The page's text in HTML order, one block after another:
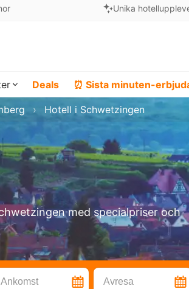
Unika
Deals ⏰ Sista minuten-
med specialpriser och
Hotell i Schwetzingen
Ankomst Avresa